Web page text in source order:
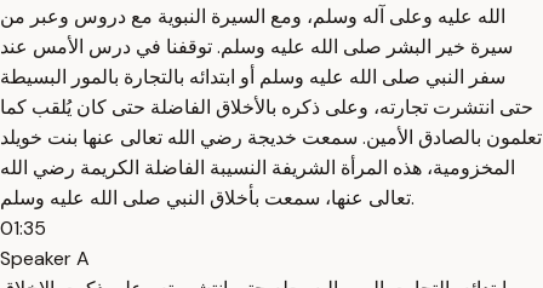
الله عليه وعلى آله وسلم، ومع السيرة النبوية مع دروس وعبر من
سيرة خير البشر صلى الله عليه وسلم. توقفنا في درس الأمس عند
سفر النبي صلى الله عليه وسلم أو ابتدائه بالتجارة بالمور البسيطة
حتى انتشرت تجارته، وعلى ذكره بالأخلاق الفاضلة حتى كان يُلقب كما
تعلمون بالصادق الأمين. سمعت خديجة رضي الله تعالى عنها بنت خويلد
المخزومية، هذه المرأة الشريفة النسيبة الفاضلة الكريمة رضي الله
تعالى عنها، سمعت بأخلاق النبي صلى الله عليه وسلم.
01:35
Speaker A